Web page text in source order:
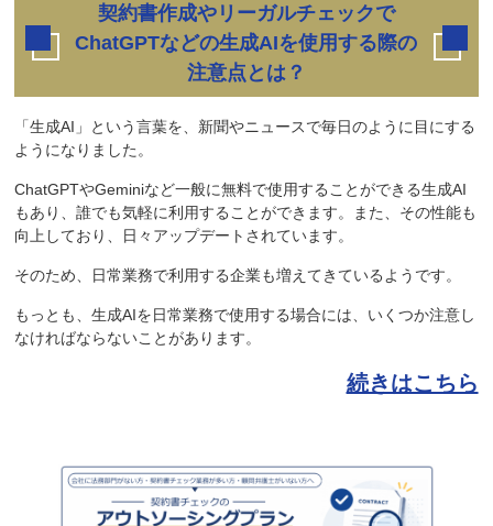
契約書作成やリーガルチェックで
ChatGPTなどの生成AIを使用する際の
注意点とは？
「生成AI」という言葉を、新聞やニュースで毎日のように目にする
ようになりました。
ChatGPTやGeminiなど一般に無料で使用することができる生成AI
もあり、誰でも気軽に利用することができます。また、その性能も
向上しており、日々アップデートされています。
そのため、日常業務で利用する企業も増えてきているようです。
もっとも、生成AIを日常業務で使用する場合には、いくつか注意し
なければならないことがあります。
続きはこちら